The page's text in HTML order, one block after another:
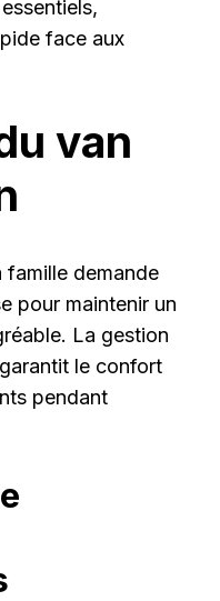
face aux
van
famille demande
pour maintenir un
La gestion
le confort
pendant